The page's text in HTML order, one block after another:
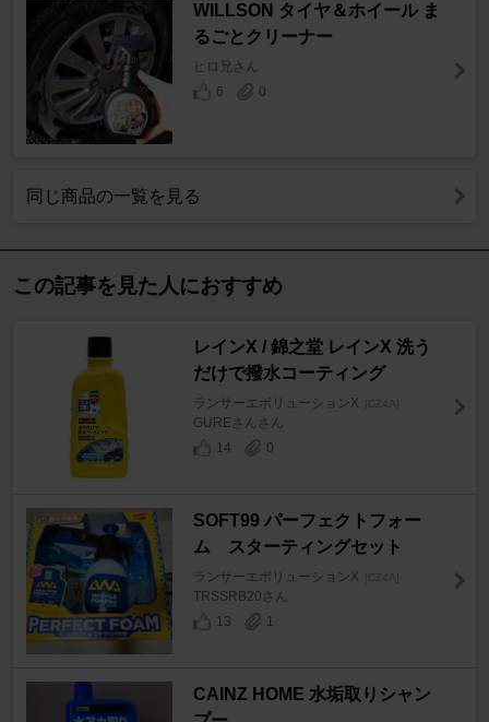
WILLSON タイヤ＆ホイール ま
るごとクリーナー
ヒロ兄さん
6
0
同じ商品の一覧を見る
この記事を見た人におすすめ
レインX / 錦之堂 レインX 洗う
だけで撥水コーティング
ランサーエボリューションX [CZ4A]
GUREさんさん
14
0
SOFT99 パーフェクトフォー
ム スターティングセット
ランサーエボリューションX [CZ4A]
TRSSRB20さん
13
1
CAINZ HOME 水垢取りシャン